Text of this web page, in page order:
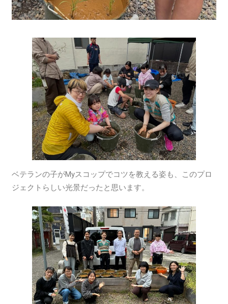
ベテランの子がMyスコップでコツを教える姿も、このプロ
ジェクトらしい光景だったと思います。